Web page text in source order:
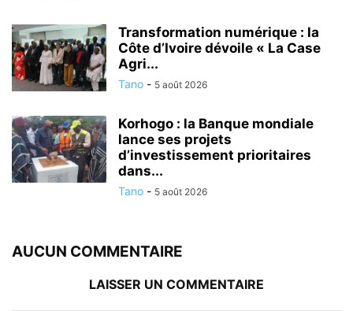
Transformation numérique : la
Côte d’Ivoire dévoile « La Case
Agri...
Tano - 5 août 2026
Korhogo : la Banque mondiale
lance ses projets
d’investissement prioritaires
dans...
Tano - 5 août 2026
AUCUN COMMENTAIRE
LAISSER UN COMMENTAIRE